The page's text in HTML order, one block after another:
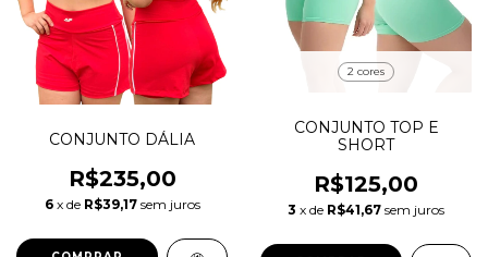
CONJUNTO DÁLIA
R$235,00
6 x de R$39,17 sem juros
2 cores
CONJUNTO TOP E
SHORT
R$125,00
3 x de R$41,67 sem juros